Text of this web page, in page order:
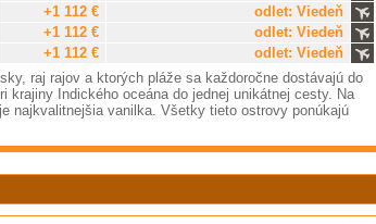
+1 112 €
odlet: Viedeň
+1 112 €
odlet: Viedeň
+1 112 €
odlet: Viedeň
raj rajov a ktorých pláže sa každoročne dostávajú do
Indického oceána do jednej unikátnej cesty. Na
najkvalitnejšia vanilka. Všetky tieto ostrovy ponúkajú